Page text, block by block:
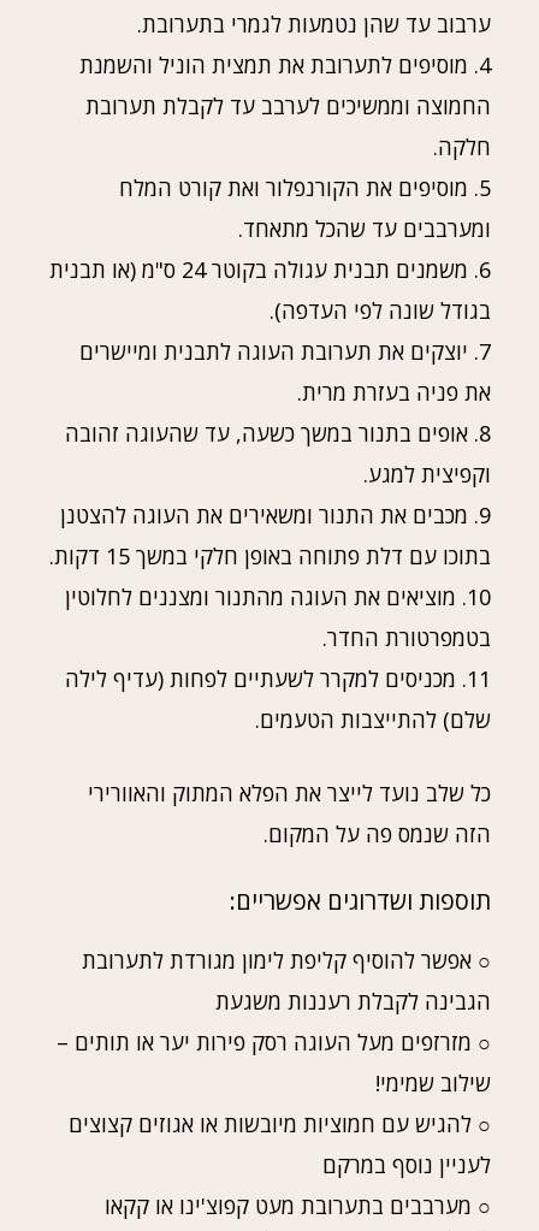
ערבוב עד שהן נטמעות לגמרי בתערובת.
4. מוסיפים לתערובת את תמצית הוניל והשמנת
החמוצה וממשיכים לערבב עד לקבלת תערובת
חלקה.
5. מוסיפים את הקורנפלור ואת קורט המלח
ומערבבים עד שהכל מתאחד.
6. משמנים תבנית עגולה בקוטר 24 ס"מ (או תבנית
בגודל שונה לפי העדפה).
7. יוצקים את תערובת העוגה לתבנית ומיישרים
את פניה בעזרת מרית.
8. אופים בתנור במשך כשעה, עד שהעוגה זהובה
וקפיצית למגע.
9. מכבים את התנור ומשאירים את העוגה להצטנן
בתוכו עם דלת פתוחה באופן חלקי במשך 15 דקות.
10. מוציאים את העוגה מהתנור ומצננים לחלוטין
בטמפרטורת החדר.
11. מכניסים למקרר לשעתיים לפחות (עדיף לילה
שלם) להתייצבות הטעמים.
כל שלב נועד לייצר את הפלא המתוק והאוורירי
הזה שנמס פה על המקום.
תוספות ושדרוגים אפשריים:
○ אפשר להוסיף קליפת לימון מגורדת לתערובת
הגבינה לקבלת רעננות משגעת
○ מזרזפים מעל העוגה רסק פירות יער או תותים –
שילוב שמימי!
○ להגיש עם חמוציות מיובשות או אגוזים קצוצים
לעניין נוסף במרקם
○ מערבבים בתערובת מעט קפוצ'ינו או קקאו